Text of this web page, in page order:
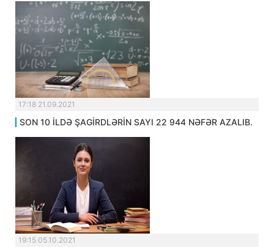
17:18 21.09.2021
SON 10 İLDƏ ŞAGİRDLƏRİN SAYI 22 944 NƏFƏR AZALIB.
19:15 05.10.2021